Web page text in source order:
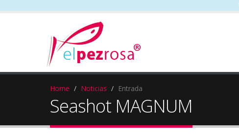
Home Noticias Entrada
Seashot MAGNUM